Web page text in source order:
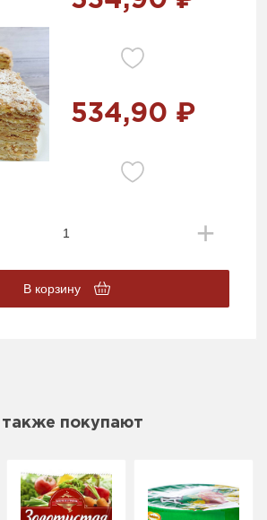
534,90 ₽
В корзину
также покупают